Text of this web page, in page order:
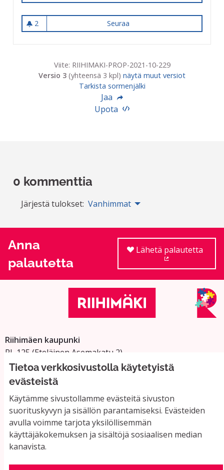
Tietoa verkkosivustolla käytetyistä
evästeistä
Käytämme sivustollamme evästeitä sivuston
suorituskyvyn ja sisällön parantamiseksi. Evästeiden
avulla voimme tarjota yksilöllisemmän
käyttäjäkokemuksen ja sisältöjä sosiaalisen median
kanavista.
2
2 seuraajaa
Seuraa
Viite: RIIHIMAKI-PROP-2021-10-229
Versio 3 (yhteensä 3 kpl) näytä muut versiot
Tarkista sormenjälki
Jaa
Upota
0 kommenttia
Järjestä tulokset: Vanhimmat
Anna
palautetta
Lähetä palautetta
Riihimäen kaupunki
PL 125 (Eteläinen Asemakatu 2)
11101 Riihimäki
Vaihde: 019 758 4000
Sähköpostiosoitteet:
etunimi.sukunimi@riihimaki.fi
Yhteystiedot ja usein kysyttyä
Käyttöehdot